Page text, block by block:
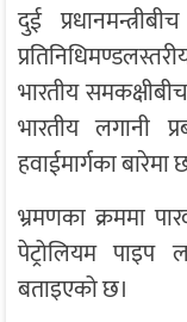
दुई
भारतीय
भारतीय लगानी
हवाईमार्गका
भ्रमणका क्रममा
पेट्रोलियम पाइप
बताइएको छ।